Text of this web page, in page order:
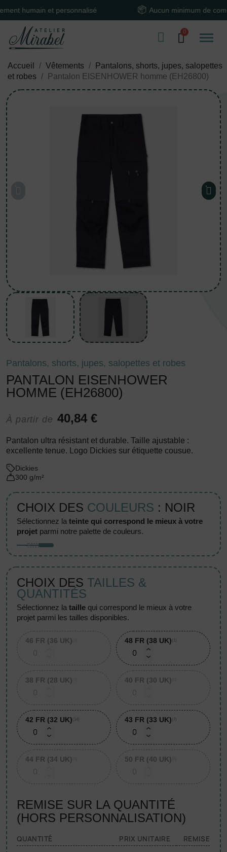
et personnalisé Aucun minimum de
Accueil Vêtements
Pantalons, shorts, jupes, salopettes
et robes
Pantalon EISENHOWER homme (EH26800)
Pantalons, shorts, jupes, salopettes et robes
PANTALON EISENHOWER
HOMME (EH26800)
À partir de 40,84 €
Pantalon ultra résistant et durable. Taille ajustable :
excellente tenue. Logo Dickies sur étiquette cousue.
Dickies
300 g/m²
CHOIX DES COULEURS : NOIR
sélectionnez lateinte qui correspond le mieux à votre
projet parmi notre palette de couleurs.
CHOIX DES TAILLES &
QUANTITÉS
sélectionnez lataille qui correspond le mieux à votre
projet parmi les tailles disponibles.
46 FR (36 UK) 48 FR (38 UK) (1)
38 FR (28 UK) 40 FR (30 UK)
42 FR (32 UK) (14) 43 FR (33 UK) (7)
44 FR (34 UK) 50 FR (40 UK)
REMISE SUR LA QUANTITÉ
(HORS PERSONNALISATION)
QUANTITÉ PRIX UNITAIRE REMISE